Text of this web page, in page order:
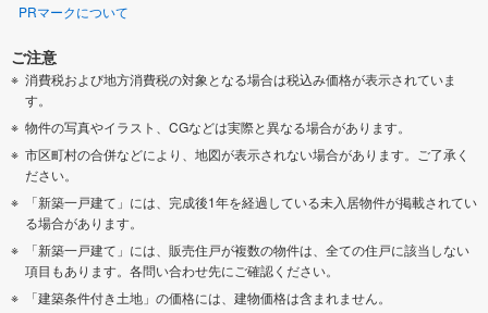
PRマークについて
ご注意
消費税および地方消費税の対象となる場合は税込み価格が表示されていま
す。
物件の写真やイラスト、CGなどは実際と異なる場合があります。
市区町村の合併などにより、地図が表示されない場合があります。ご了承く
ださい。
「新築一戸建て」には、完成後1年を経過している未入居物件が掲載されてい
る場合があります。
「新築一戸建て」には、販売住戸が複数の物件は、全ての住戸に該当しない
項目もあります。各問い合わせ先にご確認ください。
「建築条件付き土地」の価格には、建物価格は含まれません。